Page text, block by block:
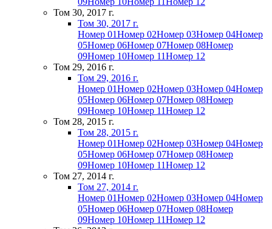
Том 30, 2017 г.
Том 30, 2017 г.
Номер 01Номер 02Номер 03Номер 04Номер
05Номер 06Номер 07Номер 08Номер
09Номер 10Номер 11Номер 12
Том 29, 2016 г.
Том 29, 2016 г.
Номер 01Номер 02Номер 03Номер 04Номер
05Номер 06Номер 07Номер 08Номер
09Номер 10Номер 11Номер 12
Том 28, 2015 г.
Том 28, 2015 г.
Номер 01Номер 02Номер 03Номер 04Номер
05Номер 06Номер 07Номер 08Номер
09Номер 10Номер 11Номер 12
Том 27, 2014 г.
Том 27, 2014 г.
Номер 01Номер 02Номер 03Номер 04Номер
05Номер 06Номер 07Номер 08Номер
09Номер 10Номер 11Номер 12